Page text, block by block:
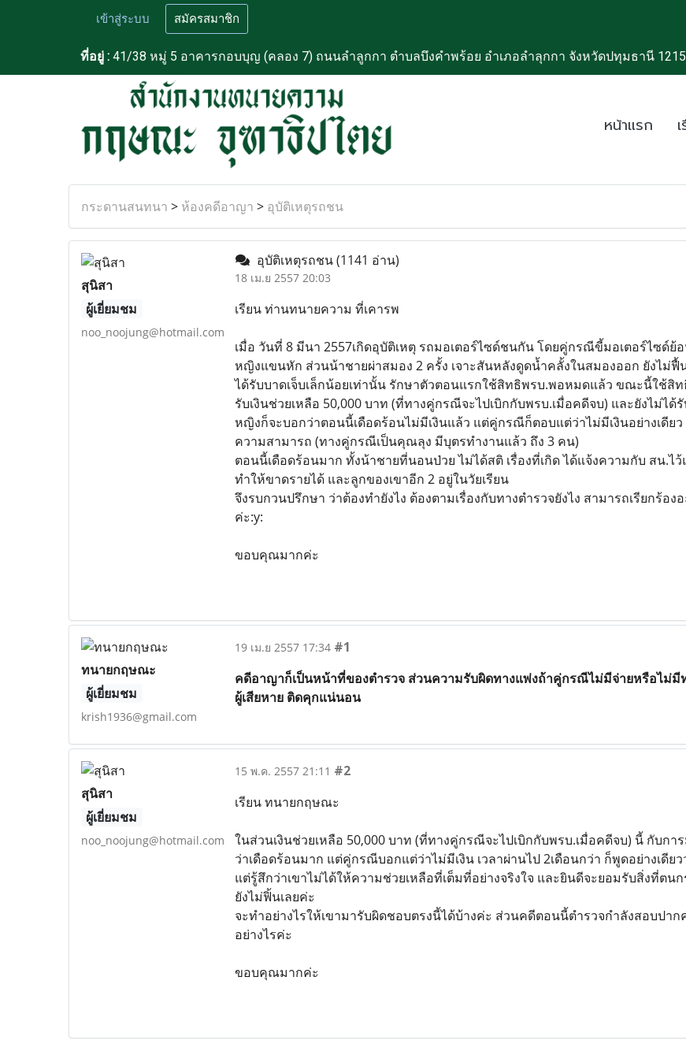
เข้าสู่ระบบ สมัครสมาชิก
ที่อยู่ : 41/38 หมู่ 5 อาคารกอบบุญ (คลอง 7) ถนนลำลูกกา ตำบลบึงคำพร้อย อำเภอลำลุกกา จังหวัดปทุมธานี
หน้าแรก
กระดานสนทนา > ห้องคดีอาญา > อุบัติเหตุรถชน
สุนิสา
ผู้เยี่ยมชม
noo_noojung@hotmail.com
อุบัติเหตุรถชน(1141 อ่าน)
18 เม.ย 2557 20:03
เรียน ท่านทนายความ ที่เคารพ
เมื่อ วันที่ 8 มีนา 2557เกิดอุบัติเหตุ รถมอเตอร์ไซด์ชนกัน โดยคู่กรณีขี้มอเตอร์ไซด์
หญิงแขนหัก ส่วนน้าชายผ่าสมอง 2 ครั้ง เจาะสันหลังดูดน้ำคลั้งในสมองออก ยังไม่
ได้รับบาดเจ็บเล็กน้อยเท่านั้น รักษาตัวตอนแรกใช้สิทธิพรบ.พอหมดแล้ว ขณะนี้ใช้สิ
รับเงินช่วยเหลือ 50,000 บาท (ที่ทางคู่กรณีจะไปเบิกกับพรบ.เมื่อคดีจบ) และยังไม่ไ
หญิงก็จะบอกว่าตอนนี้เดือดร้อนไม่มีเงินแล้ว แต่คู่กรณีก็ตอบแต่ว่าไม่มีเงินอย่างเดีย
ความสามารถ (ทางคู่กรณีเป็นคุณลุง มีบุตรทำงานแล้ว ถึง 3 คน)
ตอนนี้เดือดร้อนมาก ทั้งน้าชายที่นอนป่วย ไม่ได้สติ เรื่องที่เกิด ได้แจ้งความกับ สน.
ทำให้ขาดรายได้ และลูกของเขาอีก 2 อยู่ในวัยเรียน
จึงรบกวนปรึกษา ว่าต้องทำยังไง ต้องตามเรื่องกับทางตำรวจยังไง สามารถเรียกร้อ
ค่ะ:y:
ขอบคุณมากค่ะ
ทนายกฤษณะ
ผู้เยี่ยมชม
krish1936@gmail.com
19 เม.ย 2557 17:34 #1
คดีอาญาก็เป็นหน้าที่ของตำรวจ ส่วนความรับผิดทางแพ่งถ้าคู่กรณีไม่มีจ่ายหรือไม่มี
ผู้เสียหาย ติดคุกแน่นอน
สุนิสา
ผู้เยี่ยมชม
noo_noojung@hotmail.com
15 พ.ค. 2557 21:11 #2
เรียน ทนายกฤษณะ
ในส่วนเงินช่วยเหลือ 50,000 บาท (ที่ทางคู่กรณีจะไปเบิกกับพรบ.เมื่อคดีจบ) นี้ กับกา
ว่าเดือดร้อนมาก แต่คู่กรณีบอกแต่ว่าไม่มีเงิน เวลาผ่านไป 2เดือนกว่า ก็พูดอย่างเดี
แต่รู้สึกว่าเขาไม่ได้ให้ความช่วยเหลือที่เต็มที่อย่างจริงใจ และยินดีจะยอมรับสิ่งที่ต
ยังไม่ฟิ้นเลยค่ะ
จะทำอย่างไรให้เขามารับผิดชอบตรงนี้ได้บ้างค่ะ ส่วนคดีตอนนี้ตำรวจกำลังสอบปา
อย่างไรค่ะ
ขอบคุณมากค่ะ